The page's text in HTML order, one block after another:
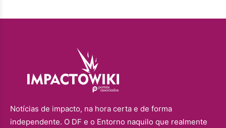
Notícias de impacto, na hora certa e de forma
independente. O DF e o Entorno naquilo que realmente